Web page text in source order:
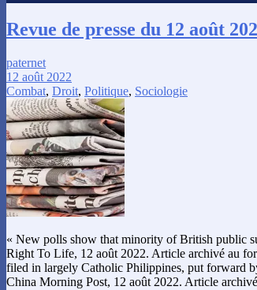
Revue de presse du 12 août
paternet
12 août 2022
Combat, Droit, Politique, Sociologie
« New polls show that minority of British public
Right To Life, 12 août 2022. Article archivé au
filed in largely Catholic Philippines, put forward
China Morning Post, 12 août 2022. Article